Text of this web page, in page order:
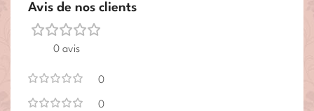
Avis de nos clients
0 avis
0
0